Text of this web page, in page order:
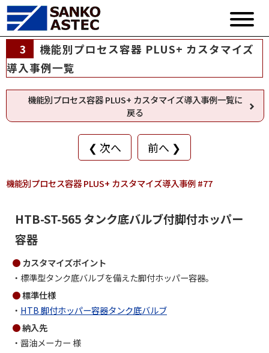
3
機能別プロセス容器 PLUS+ カスタマイズ
導入事例一覧
機能別プロセス容器 PLUS+ カスタマイズ導入事例一覧に
戻る
❮ 次へ 前へ ❯
機能別プロセス容器 PLUS+ カスタマイズ導入事例 #77
HTB-ST-565 タンク底バルブ付脚付ホッパー
容器
カスタマイズポイント
標準型タンク底バルブを備えた脚付ホッパー容器。
標準仕様
HTB 脚付ホッパー容器タンク底バルブ
納入先
醤油メーカー 様